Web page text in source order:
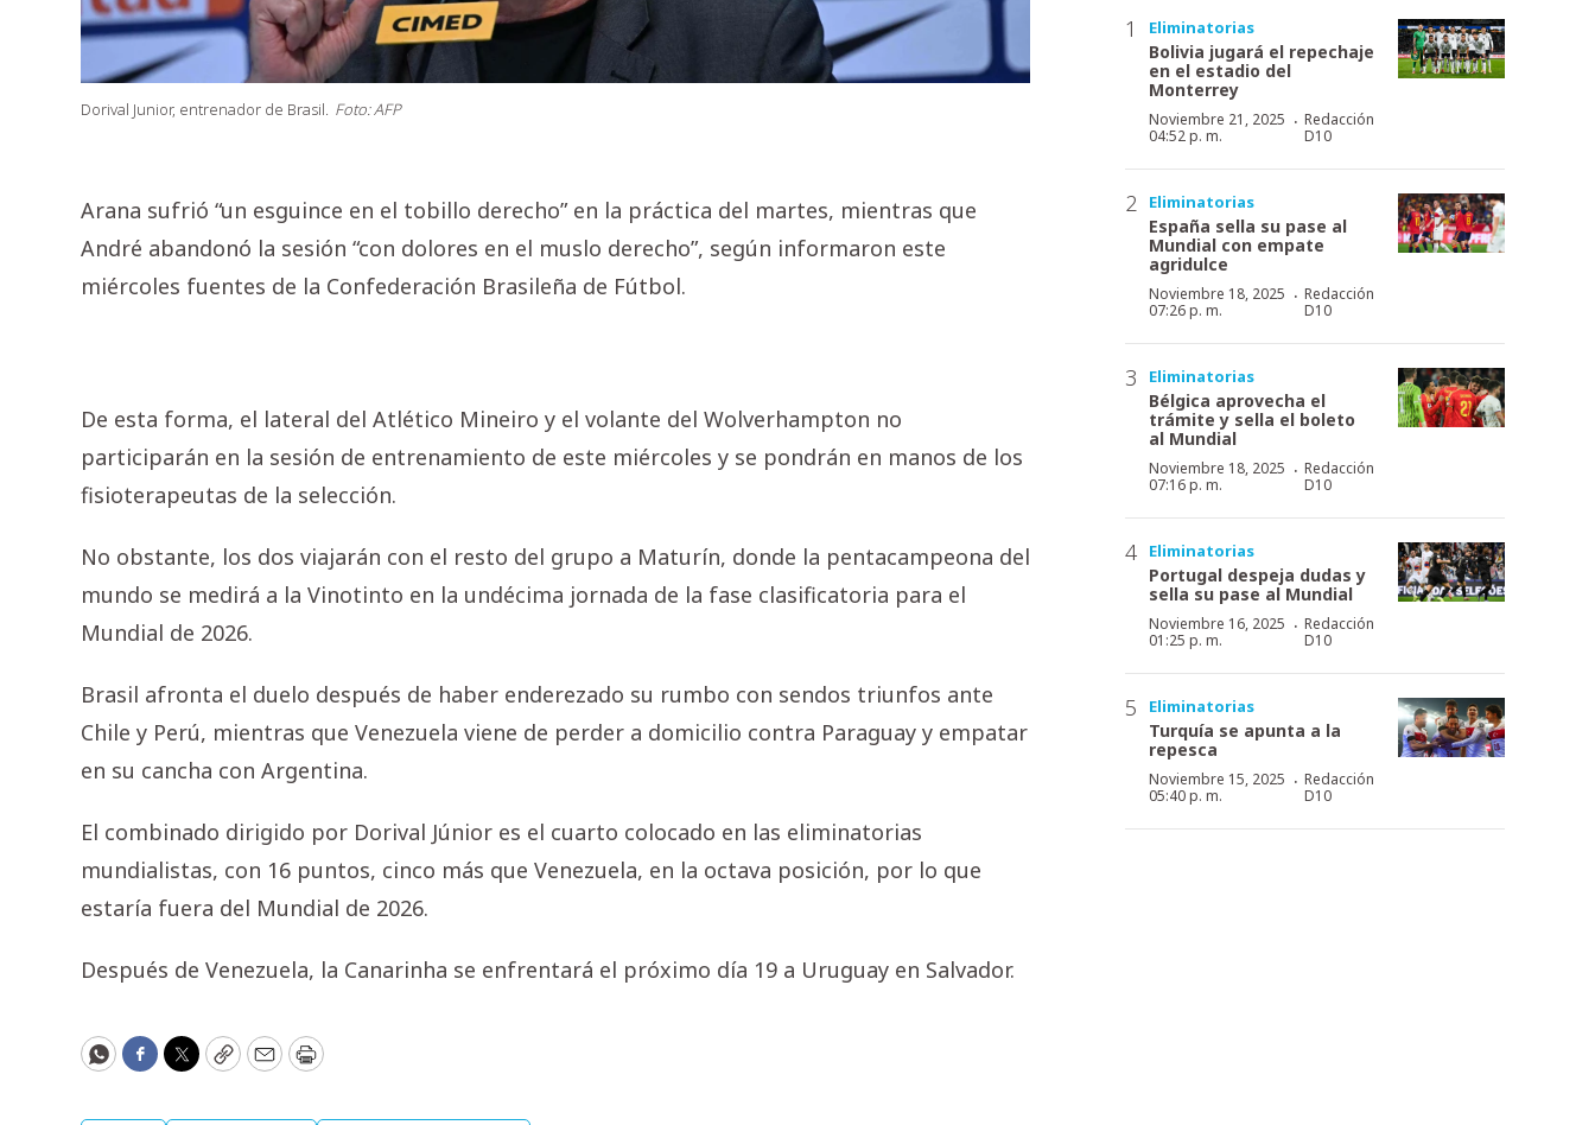
Dorival Junior, entrenador de Brasil. Foto: AFP
Arana sufrió “un esguince en el tobillo derecho” en la práctica del martes, mientras que
André abandonó la sesión “con dolores en el muslo derecho”, según informaron este
miércoles fuentes de la Confederación Brasileña de Fútbol.
De esta forma, el lateral del Atlético Mineiro y el volante del Wolverhampton no
participarán en la sesión de entrenamiento de este miércoles y se pondrán en manos de los
fisioterapeutas de la selección.
No obstante, los dos viajarán con el resto del grupo a Maturín, donde la pentacampeona del
mundo se medirá a la Vinotinto en la undécima jornada de la fase clasificatoria para el
Mundial de 2026.
Brasil afronta el duelo después de haber enderezado su rumbo con sendos triunfos ante
Chile y Perú, mientras que Venezuela viene de perder a domicilio contra Paraguay y empatar
en su cancha con Argentina.
El combinado dirigido por Dorival Júnior es el cuarto colocado en las eliminatorias
mundialistas, con 16 puntos, cinco más que Venezuela, en la octava posición, por lo que
estaría fuera del Mundial de 2026.
Después de Venezuela, la Canarinha se enfrentará el próximo día 19 a Uruguay en Salvador.
WhatsApp
Facebook
Twitter
CopyEmailPrint
Eliminatorias
Bolivia jugará el repechaje
en el estadio del
Monterrey
Noviembre 21, 2025
04:52 p. m.
· Redacción
D10
Eliminatorias
España sella su pase al
Mundial con empate
agridulce
Noviembre 18, 2025
07:26 p. m.
· Redacción
D10
Eliminatorias
Bélgica aprovecha el
trámite y sella el boleto
al Mundial
Noviembre 18, 2025
07:16 p. m.
· Redacción
D10
Eliminatorias
Portugal despeja dudas y
sella su pase al Mundial
Noviembre 16, 2025
01:25 p. m.
· Redacción
D10
Eliminatorias
Turquía se apunta a la
repesca
Noviembre 15, 2025
05:40 p. m.
· Redacción
D10